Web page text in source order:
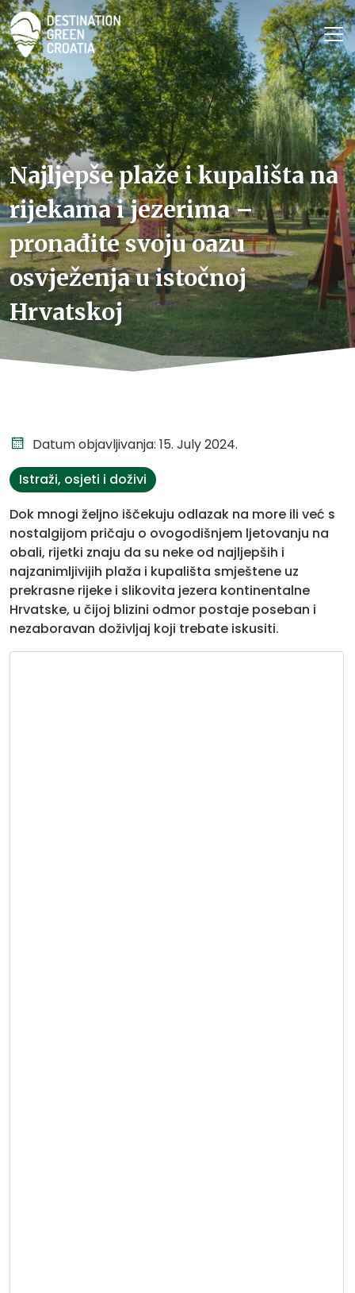
Najljepše plaže i kupališta na
rijekama i jezerima –
pronađite svoju oazu
osvježenja u istočnoj
Hrvatskoj
Datum objavljivanja: 15. July 2024.
Istraži, osjeti i doživi
Dok mnogi željno iščekuju odlazak na more ili već s
nostalgijom pričaju o ovogodišnjem ljetovanju na
obali, rijetki znaju da su neke od najljepših i
najzanimljivijih plaža i kupališta smještene uz
prekrasne rijeke i slikovita jezera kontinentalne
Hrvatske, u čijoj blizini odmor postaje poseban i
nezaboravan doživljaj koji trebate iskusiti.